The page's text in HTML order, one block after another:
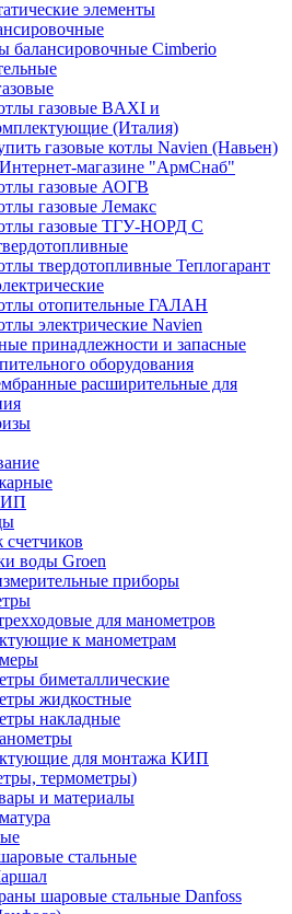
элементы
балансировочные Cimberio
газовые BAXI и
(Италия)
газовые котлы Navien (Навьен)
магазине "АрмСнаб"
газовые АОГВ
газовые Лемакс
газовые ТГУ-НОРД С
твердотопливные Теплогарант
отопительные ГАЛАН
электрические Navien
принадлежности и запасные
оборудования
расширительные для
воды Groen
приборы
для манометров
к манометрам
биметаллические
жидкостные
накладные
для монтажа КИП
термометры)
и материалы
стальные
шаровые стальные Danfoss